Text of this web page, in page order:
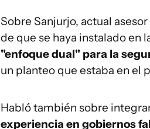
Sobre Sanjurjo, actual
de que se haya instalado en
"enfoque dual" para la
un planteo que estaba en el
Habló también sobre
experiencia en gobiernos